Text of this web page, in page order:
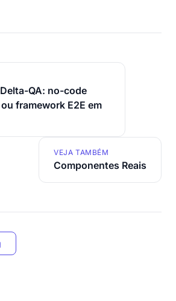
QA: no-code
framework E2E em
VEJA TAMBÉM
Componentes Reais